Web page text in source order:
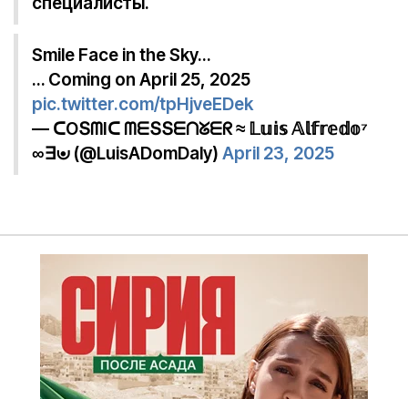
Smile Face in the Sky…
… Coming on April 25, 2025
pic.twitter.com/tpHjveEDek
— ᑕOՏᗰIᑕ ᗰᗴՏՏᗴᑎᘜᗴᖇ ≈ 𝕃𝕦𝕚𝕤 𝔸𝕝𝕗𝕣𝕖𝕕𝕠⁷
∞∃⊍ (@LuisADomDaly) April 23, 2025